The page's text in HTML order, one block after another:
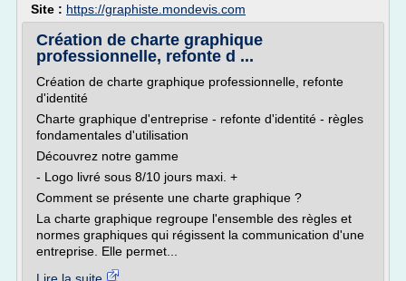
Site : https://graphiste.mondevis.com
Création de charte graphique
professionnelle, refonte d ...
Création de charte graphique professionnelle, refonte
d'identité
Charte graphique d'entreprise - refonte d'identité - règles
fondamentales d'utilisation
Découvrez notre gamme
- Logo livré sous 8/10 jours maxi. +
Comment se présente une charte graphique ?
La charte graphique regroupe l'ensemble des règles et
normes graphiques qui régissent la communication d'une
entreprise. Elle permet...